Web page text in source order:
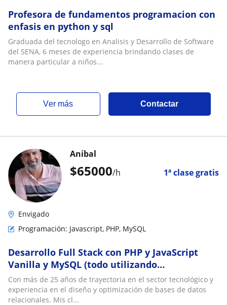
Profesora de fundamentos programacion con
enfasis en python y sql
Graduada del tecnologo en Analisis y Desarrollo de Software
del SENA, 6 meses de experiencia brindando clases de
manera particular a niños...
ver más Contactar
$65000/h 1ª clase gratis
Anibal
Envigado
Programación: Javascript, PHP, MySQL
Desarrollo Full Stack con PHP y JavaScript
Vanilla y MySQL (todo utilizando
corrctamente IA)
Con más de 25 años de trayectoria en el sector tecnológico y
experiencia en el diseño y optimización de bases de datos
relacionales. Mis cl...